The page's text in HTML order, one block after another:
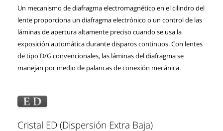
Un mecanismo de diafragma electromagnético en el cilindro del
lente proporciona un diafragma electrónico o un control de las
láminas de apertura altamente preciso cuando se usa la
exposición automática durante disparos continuos. Con lentes
de tipo D/G convencionales, las láminas del diafragma se
manejan por medio de palancas de conexión mecánica.
Cristal ED (Dispersión Extra Baja)